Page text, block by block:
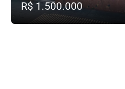
R$ 1.500.000